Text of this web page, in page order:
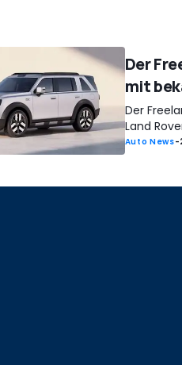
Der
mit
Der
Land
Auto News-